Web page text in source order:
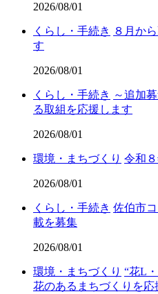
2026/08/01
くらし・手続き ８月か
す
2026/08/01
くらし・手続き ～追加
る取組を応援します
2026/08/01
環境・まちづくり 令和
2026/08/01
くらし・手続き 佐伯市
載を募集
2026/08/01
環境・まちづくり “花L
花のあるまちづくりを応